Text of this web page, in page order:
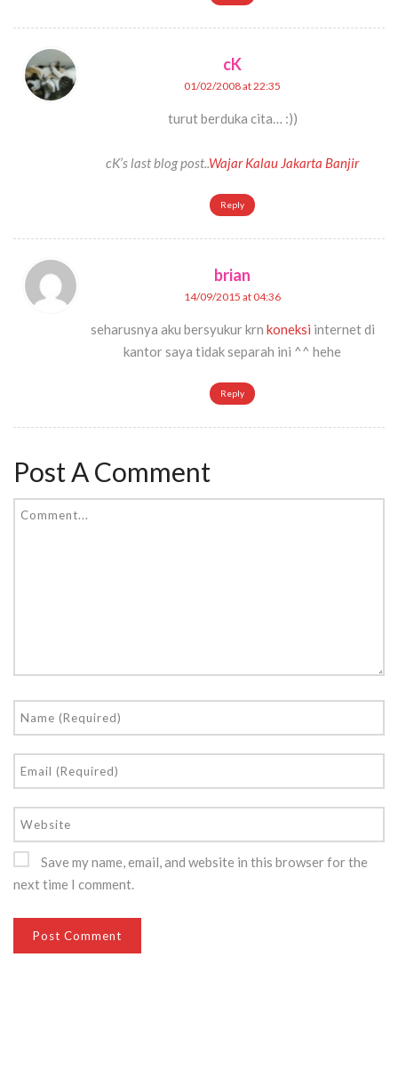
cK
01/02/2008 at 22:35
turut berduka cita… :))
cK’s last blog post..Wajar Kalau Jakarta Banjir
Reply
brian
14/09/2015 at 04:36
seharusnya aku bersyukur krn koneksi internet di
kantor saya tidak separah ini ^^ hehe
Reply
Post A Comment
Save my name, email, and website in this browser for the
next time I comment.